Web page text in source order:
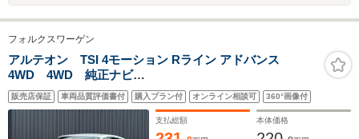
フォルクスワーゲン
アルテオン TSI 4モーション Rライン アドバンス
4WD 4WD 純正ナビ
(FM/AM/BT/SD/CD/DVD/USB/USB/AUX) バックカメラ
(バック/サイド/フロント/サイド/全方位 ETC2.0 オート
ブレーキホールド 電子パーキング クルーズコントロ
ール ブラインドスポット
販売店保証 車両品質評価書付 購入プラン付 オンライン相談可 360°画像付
支払総額 本体価格